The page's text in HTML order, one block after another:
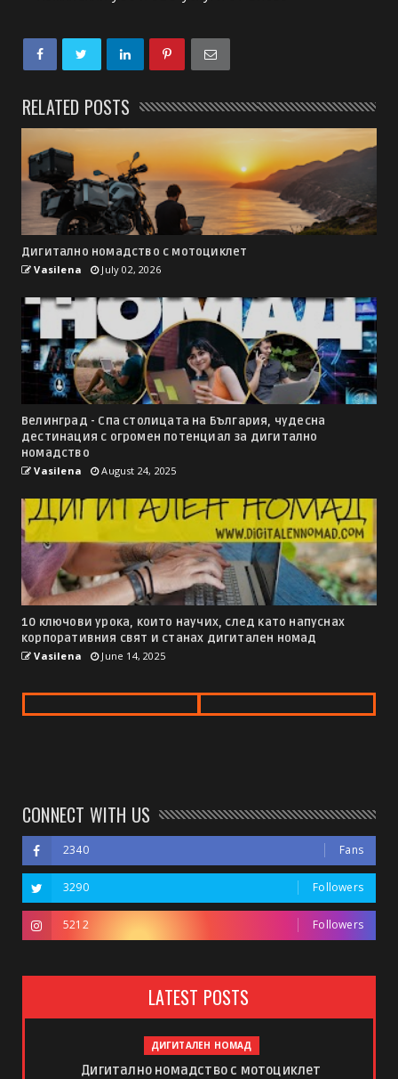
RELATED POSTS
Дигитално номадство с мотоциклет
Vasilena July 02, 2026
Велинград - Спа столицата на България, чудесна
дестинация с огромен потенциал за дигитално
номадство
Vasilena August 24, 2025
10 ключови урока, които научих, след като напуснах
корпоративния свят и станах дигитален номад
Vasilena June 14, 2025
CONNECT WITH US
2340 Fans
3290 Followers
5212 Followers
LATEST POSTS
ДИГИТАЛЕН НОМАД
Дигитално номадство с мотоциклет